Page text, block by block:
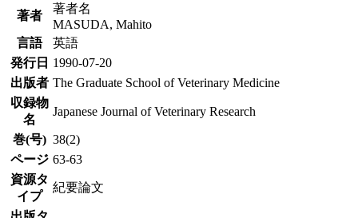
著者
著者名
MASUDA, Mahito
言語
英語
発行日 1990-07-20
出版者 The Graduate School of Veterinary Medicine
収録物
名
Japanese Journal of Veterinary Research
巻(号) 38(2)
ページ 63-63
資源タ
イプ
紀要論文